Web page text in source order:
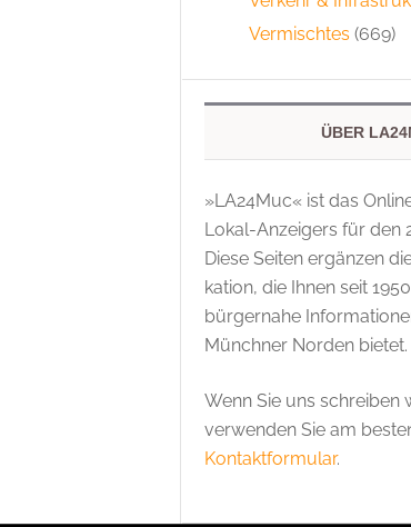
Vermischtes (669)
ÜBER
»LA24Muc« ist das
Lokal-Anzeigers für den
Diese Seiten ergänzen
kation, die Ihnen seit
bürgernahe
Münchner Norden bietet.
Wenn Sie uns schreiben
verwenden Sie am
Kontaktformular.